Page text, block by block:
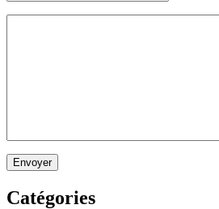
Envoyer
Catégories